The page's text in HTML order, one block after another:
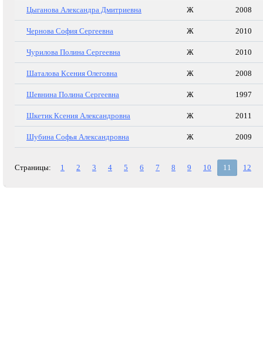
Цыганова Александра Дмитриевна Ж 2008
Чернова София Сергеевна Ж 2010
Чурилова Полина Сергеевна Ж 2010
Шаталова Ксения Олеговна Ж 2008
Шевнина Полина Сергеевна Ж 1997
Шкетик Ксения Александровна Ж 2011
Шубина Софья Александровна Ж 2009
Страницы: 1 2 3 4 5 6 7 8 9 10 11 12